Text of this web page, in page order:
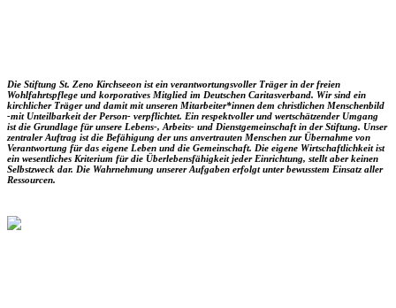
Die Stiftung St. Zeno Kirchseeon ist ein verantwortungsvoller Träger in der freien
Wohlfahrtspflege und korporatives Mitglied im Deutschen Caritasverband. Wir sind ein
kirchlicher Träger und damit mit unseren Mitarbeiter*innen dem christlichen Menschenbild
-mit Unteilbarkeit der Person- verpflichtet. Ein respektvoller und wertschätzender Umgang
ist die Grundlage für unsere Lebens-, Arbeits- und Dienstgemeinschaft in der Stiftung. Unser
zentraler Auftrag ist die Befähigung der uns anvertrauten Menschen zur Übernahme von
Verantwortung für das eigene Leben und die Gemeinschaft. Die eigene Wirtschaftlichkeit ist
ein wesentliches Kriterium für die Überlebensfähigkeit jeder Einrichtung, stellt aber keinen
Selbstzweck dar. Die Wahrnehmung unserer Aufgaben erfolgt unter bewusstem Einsatz aller
Ressourcen.